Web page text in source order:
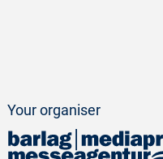
Your organiser